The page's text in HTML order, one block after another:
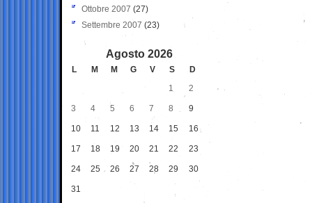
Ottobre 2007 (27)
Settembre 2007 (23)
Agosto 2026
L M M G V S
D
1
2
3 4 5 6 7 8 9
10 11 12 13 14 15 16
17 18 19 20 21 22 23
24 25 26 27 28 29 30
31